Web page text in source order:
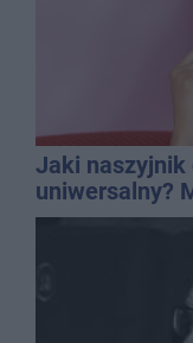
Jaki naszyjnik
uniwersalny?
wielu stylizacji